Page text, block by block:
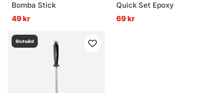
Bomba Stick
49 kr
Quick Set Epoxy
69 kr
Slutsåld